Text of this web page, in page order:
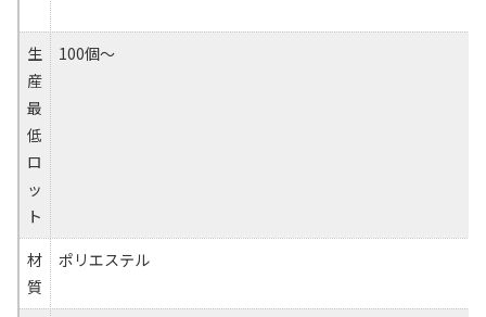
生
産
最
低
ロ
ッ
ト
100個～
材
質
ポリエステル